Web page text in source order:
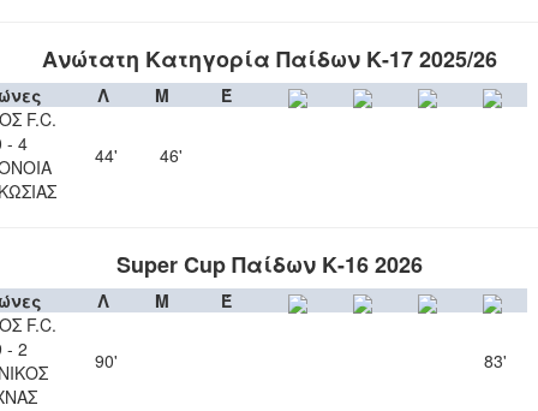
Ανώτατη Κατηγορία Παίδων Κ-17 2025/26
Λ Μ
Έ
F.C.
- 4
44' 46'
Super Cup Παίδων Κ-16 2026
Λ Μ
Έ
F.C.
- 2
90' 83'